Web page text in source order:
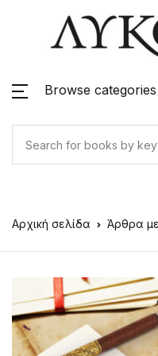
Browse categories
Αρχική σελίδα Άρθρα